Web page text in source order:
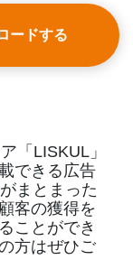
ードする
「LISKUL」
できる広告
まとまった
客の獲得を
ことができ
方はぜひご